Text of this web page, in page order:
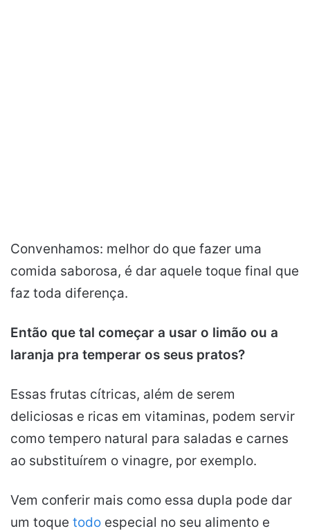
Convenhamos: melhor do que fazer uma
comida saborosa, é dar aquele toque final que
faz toda diferença.
Então que tal começar a usar o limão ou a
laranja pra temperar os seus pratos?
Essas frutas cítricas, além de serem
deliciosas e ricas em vitaminas, podem servir
como tempero natural para saladas e carnes
ao substituírem o vinagre, por exemplo.
Vem conferir mais como essa dupla pode dar
um toque todo especial no seu alimento e